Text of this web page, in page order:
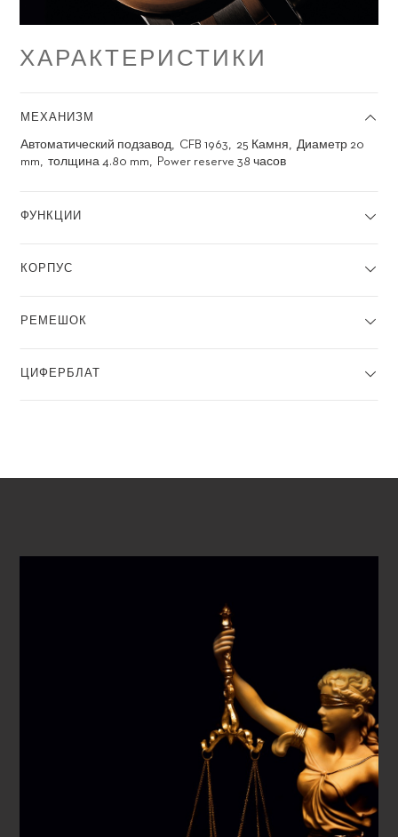
ХАРАКТЕРИСТИКИ
МЕХАНИЗМ
Автоматический подзавод CFB 1963 25 Камня
Диаметр 20
mm
толщина 4.80 mm Power reserve 38 часов
ФУНКЦИИ
КОРПУС
РЕМЕШОК
ЦИФЕРБЛАТ